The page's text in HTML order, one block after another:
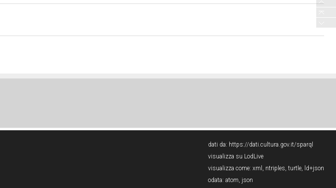
dati da: https://dati.cultura.gov.it/sparql
visualizza su LodLive
visualizza come: xml , ntriples, turtle, ld+json
odata: atom, json